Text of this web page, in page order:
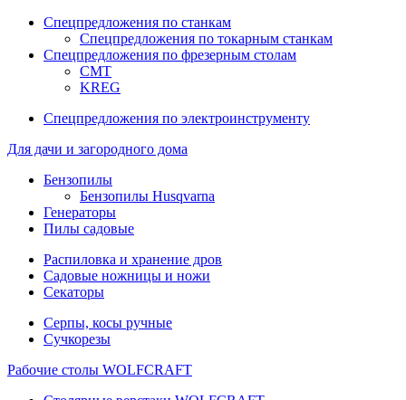
Спецпредложения по станкам
Спецпредложения по токарным станкам
Спецпредложения по фрезерным столам
CMT
KREG
Спецпредложения по электроинструменту
Для дачи и загородного дома
Бензопилы
Бензопилы Husqvarna
Генераторы
Пилы садовые
Распиловка и хранение дров
Садовые ножницы и ножи
Секаторы
Серпы, косы ручные
Сучкорезы
Рабочие столы WOLFCRAFT